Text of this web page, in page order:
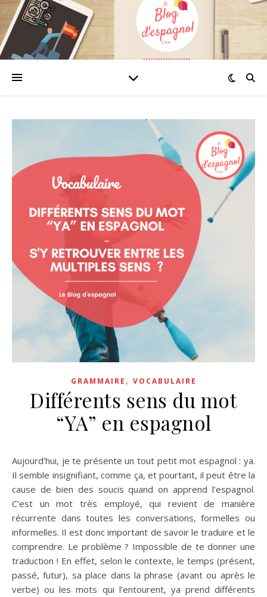
GRAMMAIRE , VOCABULAIRE
Différents sens du mot
“YA” en espagnol
Aujourd’hui, je te présente un tout petit mot espagnol : ya.
Il semble insignifiant, comme ça, et pourtant, il peut être la
cause de bien des soucis quand on apprend l’espagnol.
C’est un mot très employé, qui revient de manière
récurrente dans toutes les conversations, formelles ou
informelles. Il est donc important de savoir le traduire et le
comprendre. Le problème ? Impossible de te donner une
traduction ! En effet, selon le contexte, le temps (présent,
passé, futur), sa place dans la phrase (avant ou après le
verbe) ou les mots qui l’entourent, ya prend différents